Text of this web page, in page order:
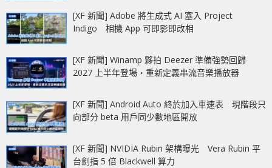
[XF 新聞] Adobe 將生成式 AI 塞入 Project
Indigo 相機 App 可即影即改相
[XF 新聞] Winamp 夥拍 Deezer 準備強勢回歸
2027 上半年登場‧重新定義串流音樂播放器
[XF 新聞] Android Auto 終於加入車速表 現階段只
向部分 beta 用戶同少數地區開放
[XF 新聞] NVIDIA Rubin 架構曝光 Vera Rubin 平
台劍指 5 倍 Blackwell 算力